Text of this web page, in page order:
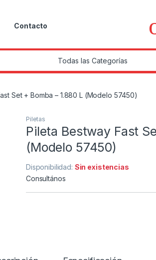
Contacto
Set + Bomba – 1.880 L (Modelo 57450)
Piletas
Pileta Bestway Fast
(Modelo 57450)
Disponibilidad: Sin existencias
Consultános